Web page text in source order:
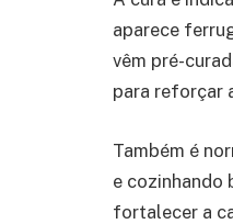
aparece
vêm pré-
para reforçar
Também é
e cozinhando
fortalecer a